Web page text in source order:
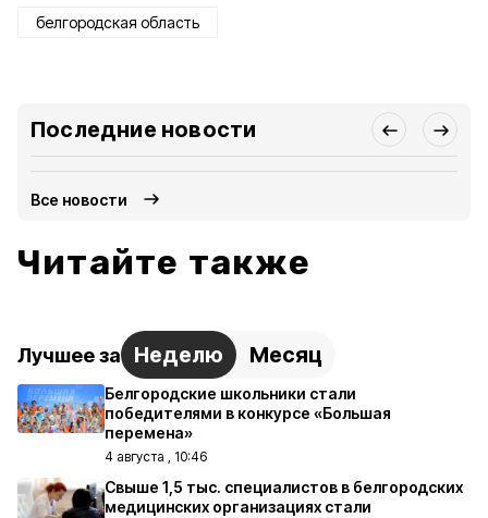
белгородская область
Последние новости
Все новости
Читайте также
Лучшее за Неделю Месяц
Белгородские школьники стали
победителями в конкурсе «Большая
перемена»
4 августа , 10:46
Свыше 1,5 тыс. специалистов в белгородских
медицинских организациях стали